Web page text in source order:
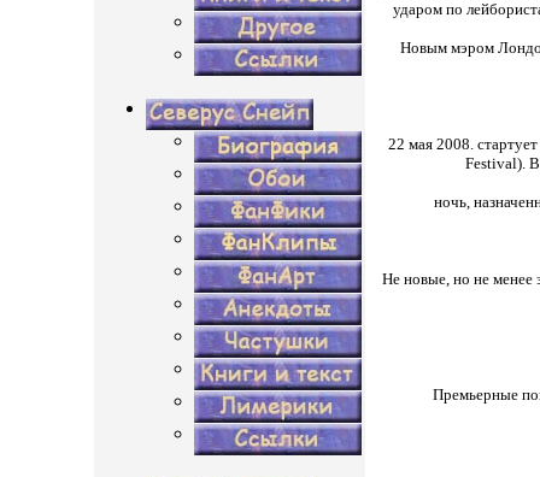
ударом по
Новым мэром
22 мая 2008.
Festival).
ночь,
Не новые, но не менее
Премьерные